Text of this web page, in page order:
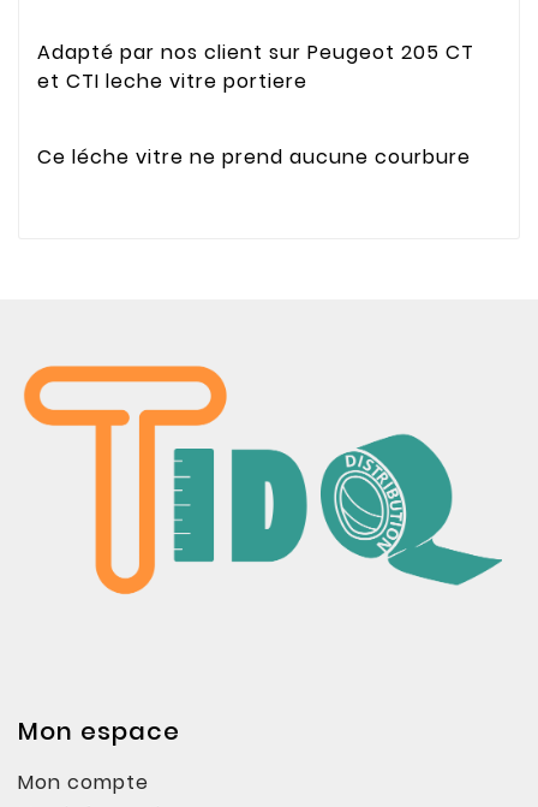
Adapté par nos client sur Peugeot 205 CT
et CTI leche vitre portiere
Ce léche vitre ne prend aucune courbure
Mon espace
Mon compte